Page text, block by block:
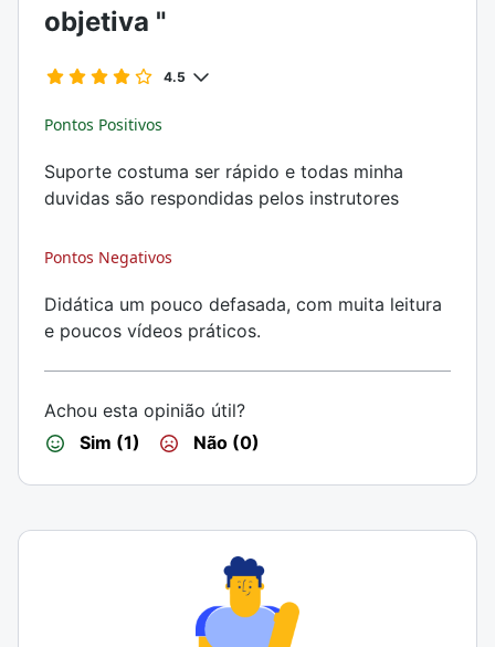
objetiva "
4.5
Pontos Positivos
Suporte costuma ser rápido e todas minha
duvidas são respondidas pelos instrutores
Pontos Negativos
Didática um pouco defasada, com muita leitura
e poucos vídeos práticos.
Achou esta opinião útil?
Sim (1)
Não (0)